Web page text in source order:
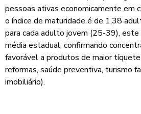
pessoas ativas economicamente em
o índice de maturidade é de 1,38
para cada adulto jovem (25-39), este
média estadual, confirmando
favorável a produtos de maior tíquete
reformas, saúde preventiva, turismo
imobiliário).